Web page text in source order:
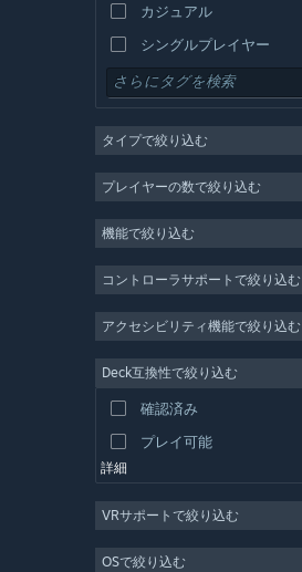
カジュアル
シングルプレイヤー
シミュレーション
ストラテジー
3D
無料プレイ
カラフル
探検
タイプで絞り込む
プレイヤーの数で絞り込む
機能で絞り込む
コントローラサポートで絞り込む
アクセシビリティ機能で絞り込む
Deck互換性で絞り込む
確認済み
プレイ可能
詳細
VRサポートで絞り込む
OSで絞り込む